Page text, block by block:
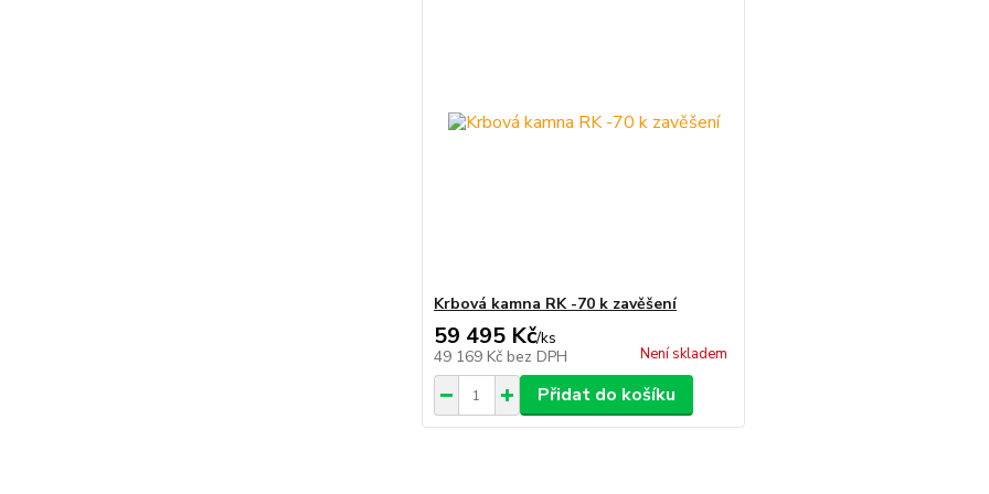
Krbová kamna RK -70 k zavěšení
59 495 Kč/ks
49 169 Kč bez DPH Není skladem
Přidat do košíku